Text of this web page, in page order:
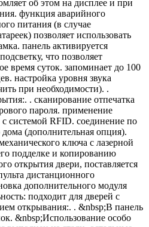
об этом на дисплее и при
функция аварийного
питания (в случае
позволяет использовать
панель активируется
что позволяет
время суток. запоминает до 100
настройка уровня звука
при необходимости). .
. сканирование отпечатка
пароля. применение
системой RFID. соединение по
(дополнительная опция).
ключа с лазерной
подделке и копированию
открытия двери, поставляется
дистанционного
дополнительного модуля
подходит для дверей с
открывания:. . &nbsp;В панель
&nbsp;Использование особо